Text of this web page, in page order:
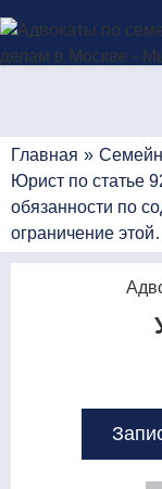
Главная »
Юрист по статье
обязанности по
ограничение